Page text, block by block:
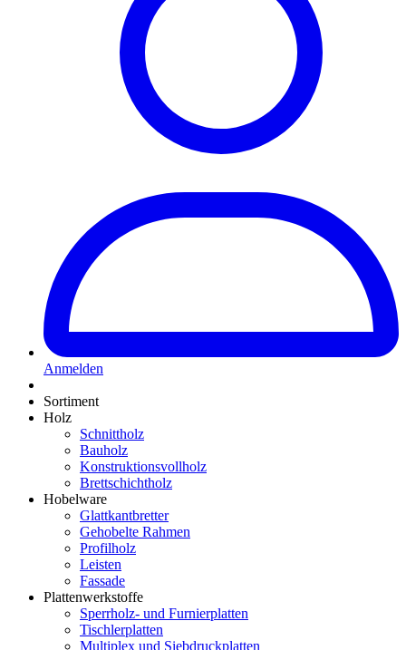
Anmelden
Sortiment
Holz
Schnittholz
Bauholz
Konstruktionsvollholz
Brettschichtholz
Hobelware
Glattkantbretter
Gehobelte Rahmen
Profilholz
Leisten
Fassade
Plattenwerkstoffe
Sperrholz- und Furnierplatten
Tischlerplatten
Multiplex und Siebdruckplatten